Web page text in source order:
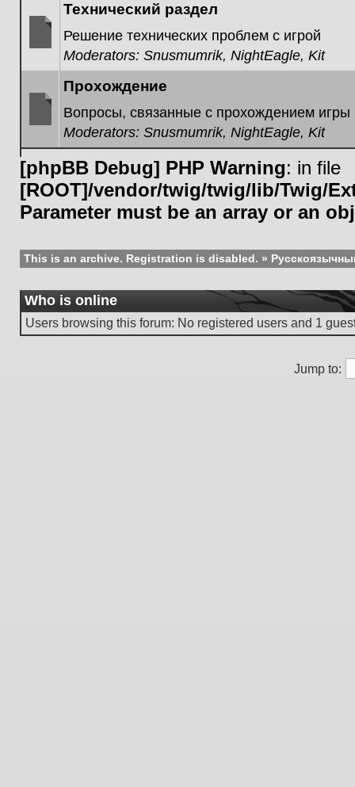
posts
unread
Технический раздел
Решение технических проблем с игрой
Moderators: Snusmumrik, NightEagle, Kit
unread
posts
Прохождение
Вопросы, связанные с прохождением игры
Moderators: Snusmumrik, NightEagle, Kit
[phpBB Debug] PHP Warning: in file
[ROOT]/vendor/twig/twig/lib/Twig/
Parameter must be an array or an
This is an archive. Registration is disabled. »
Who is online
Users browsing this forum: No registered users and 1
Jump to: